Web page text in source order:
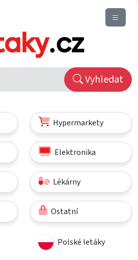
Vyhledat
Hypermarkety
Elektronika
Lékárny
Ostatní
Polské letáky